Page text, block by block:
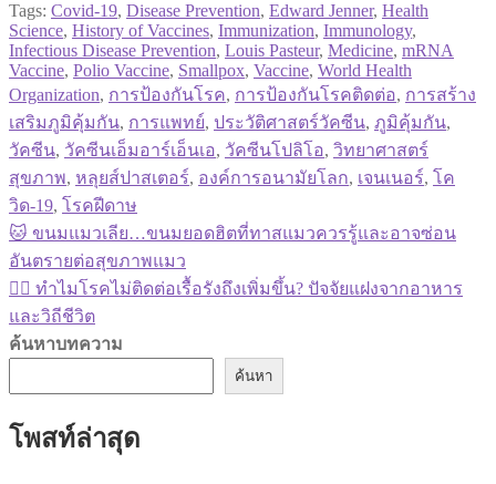
Tags: Covid-19, Disease Prevention, Edward Jenner, Health
Science, History of Vaccines, Immunization, Immunology,
Infectious Disease Prevention, Louis Pasteur, Medicine, mRNA
Vaccine, Polio Vaccine, Smallpox, Vaccine, World Health
Organization, การป้องกันโรค, การป้องกันโรคติดต่อ, การสร้าง
เสริมภูมิคุ้มกัน, การแพทย์, ประวัติศาสตร์วัคซีน, ภูมิคุ้มกัน,
วัคซีน, วัคซีนเอ็มอาร์เอ็นเอ, วัคซีนโปลิโอ, วิทยาศาสตร์
สุขภาพ, หลุยส์ปาสเตอร์, องค์การอนามัยโลก, เจนเนอร์, โค
วิด-19, โรคฝีดาษ
แนะแนว
เรื่อง
Previous
post:
🐱 ขนมแมวเลีย…ขนมยอดฮิตที่ทาสแมวควรรู้และอาจซ่อน
อันตรายต่อสุขภาพแมว
Next
post:
🚶‍♀️ ทำไมโรคไม่ติดต่อเรื้อรังถึงเพิ่มขึ้น? ปัจจัยแฝงจากอาหาร
และวิถีชีวิต
ค้นหาบทความ
ค้นหา
โพสท์ล่าสุด